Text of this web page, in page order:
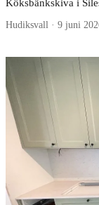
Hudiksvall · 9 juni